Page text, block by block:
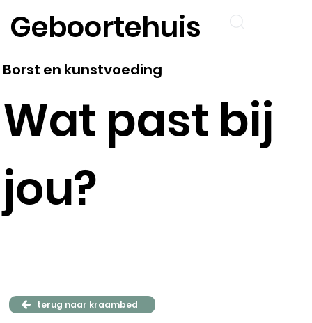
Geboortehuis
Borst en kunstvoeding
Wat past bij
jou?
terug naar kraambed